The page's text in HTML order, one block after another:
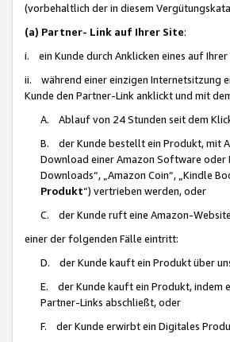
(vorbehaltlich der in diesem
(a) Partner- Link auf Ihrer Site:
i. ein Kunde durch Anklicken eines auf
ii. während einer einzigen Internetsitzung
Kunde den Partner-Link anklickt und mit
A. Ablauf von 24 Stunden seit dem
B. der Kunde bestellt ein Produkt, mit
Download einer Amazon Software oder
Downloads“, „Amazon Coin“, „Kindle
Produkt“) vertrieben werden, oder
C. der Kunde ruft eine Amazon-
einer der folgenden Fälle eintritt:
D. der Kunde kauft ein Produkt über
E. der Kunde kauft ein Produkt, indem
Partner-Links abschließt, oder
F. der Kunde erwirbt ein Digitales